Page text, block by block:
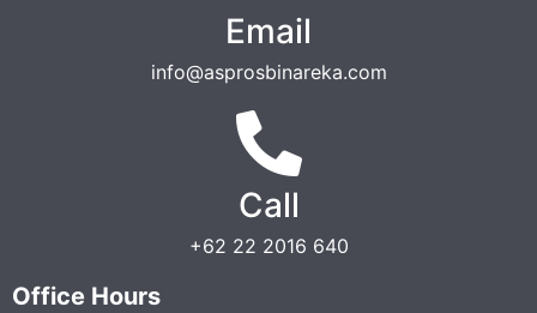
Email
info@asprosbinareka.com
Call
+62 22 2016 640
Office Hours